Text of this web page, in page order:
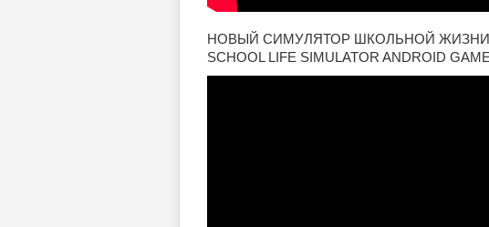
НОВЫЙ СИМУЛЯТОР ШКОЛЬНОЙ
SCHOOL LIFE SIMULATOR ANDROID